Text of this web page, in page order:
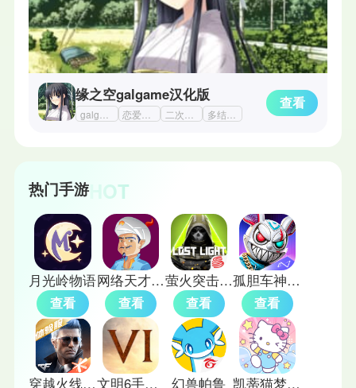
缘之空galgame汉化版
多结局剧情
查看
热门手游HOT
月光岭物语
查看
网络天才akinatour
查看
萤火突击国际服
查看
孤胆车神幻影城
查看
穿越火线枪战王者体验服 文明6手游中文版 幻兽帕鲁 凯蒂猫梦想商店